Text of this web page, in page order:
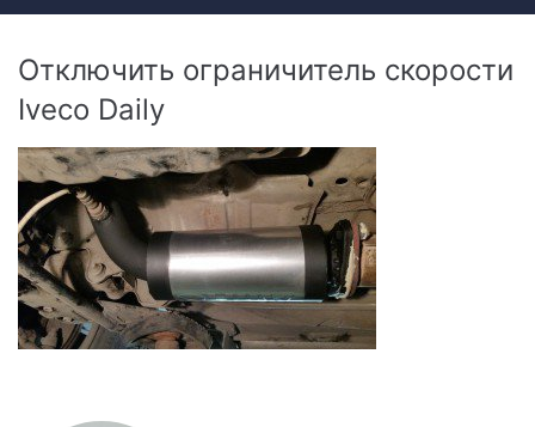
Отключить ограничитель скорости
Iveco Daily